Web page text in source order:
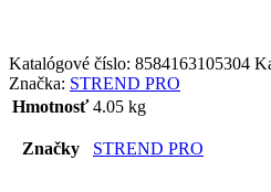
Katalógové číslo: 8584163105304
Značka: STREND PRO
Hmotnosť 4.05 kg
Značky STREND PRO